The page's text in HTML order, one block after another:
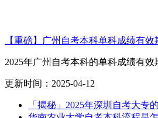
【重磅】广州自考本科单科成绩有效
2025年广州自考本科的单科成绩有
更新时间：2025-04-12
「揭秘」2025年深圳自考大专